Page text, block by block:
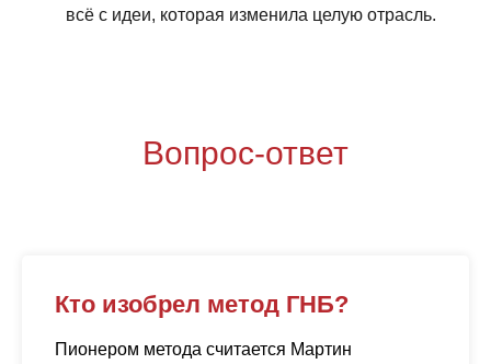
всё с идеи, которая изменила целую отрасль.
Вопрос-ответ
Кто изобрел метод ГНБ?
Пионером метода считается Мартин